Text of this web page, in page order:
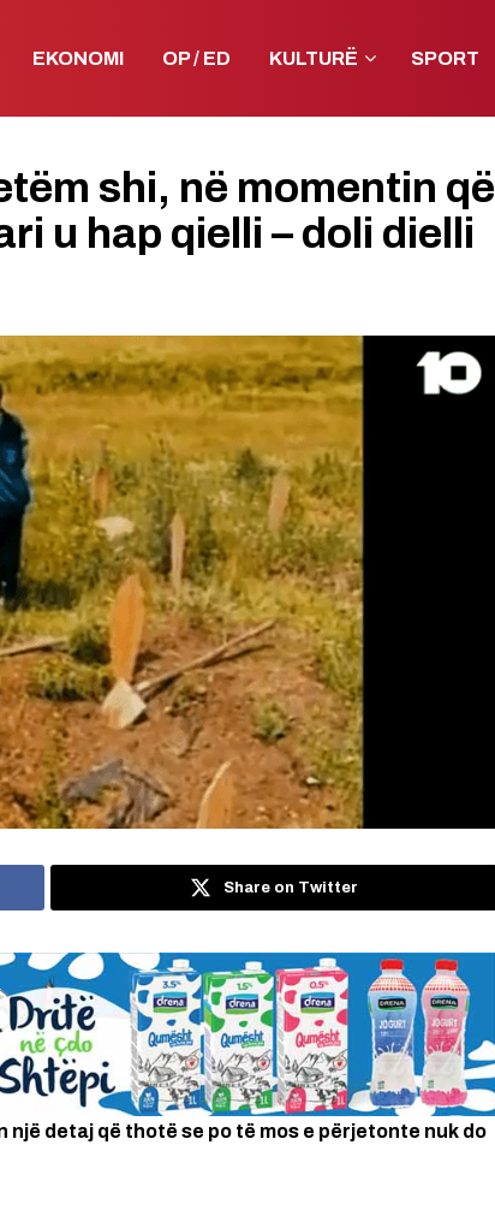
EKONOMI OP / ED KULTURË SPORT
shi, në momentin që
u hap qielli – doli dielli
Share on Twitter
detaj që thotë se po të mos e përjetonte nuk do